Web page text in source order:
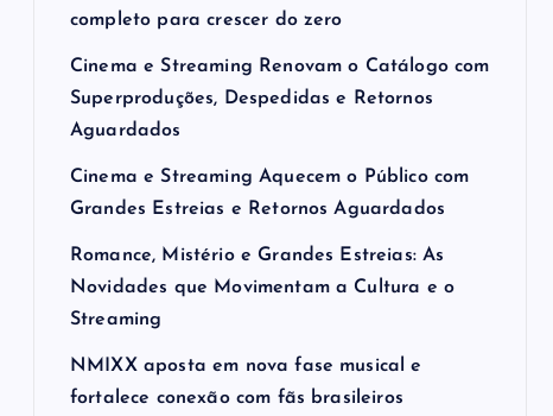
completo para crescer do zero
Cinema e Streaming Renovam o Catálogo com
Superproduções, Despedidas e Retornos
Aguardados
Cinema e Streaming Aquecem o Público com
Grandes Estreias e Retornos Aguardados
Romance, Mistério e Grandes Estreias: As
Novidades que Movimentam a Cultura e o
Streaming
NMIXX aposta em nova fase musical e
fortalece conexão com fãs brasileiros